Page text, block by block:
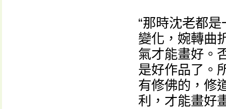
“那時沈老都
變化，婉轉曲
氣才能畫好。
是好作品了。
有修佛的，修
利，才能畫好